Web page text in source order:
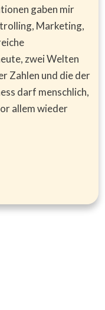
gaben mir
Marketing,
zwei Welten
Zahlen und die der
darf menschlich,
allem wieder